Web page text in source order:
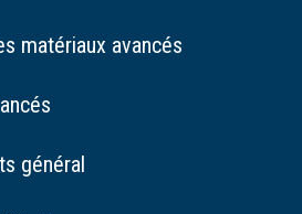
matériaux avancés
général